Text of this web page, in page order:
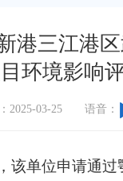
港三江港
环境影响
2025-03-25 语音：
该单位申请通